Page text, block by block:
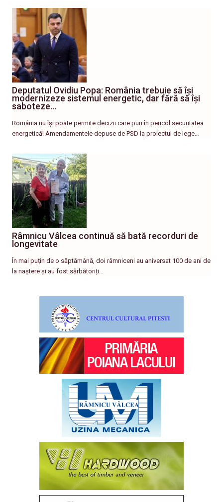
Deputatul Ovidiu Popa: România trebuie să își
modernizeze sistemul energetic, dar fără să își
saboteze…
România nu își poate permite decizii care pun în pericol securitatea
energetică! Amendamentele depuse de PSD la proiectul de lege…
Râmnicu Vâlcea continuă să bată recorduri de
longevitate
În mai puțin de o săptămână, doi râmniceni au aniversat 100 de ani de
la naștere și au fost sărbătoriți…